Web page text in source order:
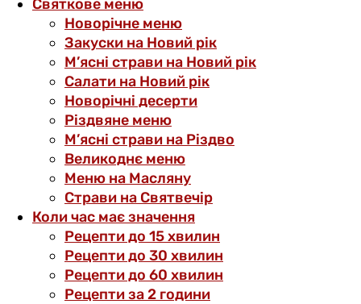
Святкове меню
Новорічне меню
Закуски на Новий рік
М’ясні страви на Новий рік
Салати на Новий рік
Новорічні десерти
Різдвяне меню
М’ясні страви на Різдво
Великоднє меню
Меню на Масляну
Страви на Святвечір
Коли час має значення
Рецепти до 15 хвилин
Рецепти до 30 хвилин
Рецепти до 60 хвилин
Рецепти за 2 години